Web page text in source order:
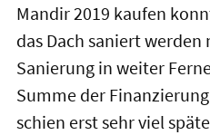
Mandir 2019 kaufen
das Dach saniert werden
Sanierung in weiter
Summe der
schien erst sehr viel